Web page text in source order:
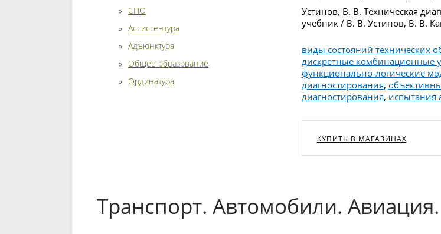
СПО
Ассистентура
Адъюнктура
Общее образование
Ординатура
Устинов, В. В. Техническая
учебник / В. В. Устинов, В. В.
виды состояний технических
дискретные комбинационные
функционально-логические
диагностирования,
диагностирования, испытания
КУПИТЬ В МАГАЗИНАХ
Транспорт. Автомобили.